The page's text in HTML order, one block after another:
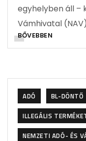
egyhelyben áll –
Vámhivatal
BŐVEBBEN
ADÓ BL-DÖNTŐ
ILLEGÁLIS
NEMZETI ADÓ- ÉS